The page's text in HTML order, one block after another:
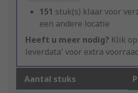
151 stuk(s) klaar voor
een andere locatie
Heeft u meer nodig? Klik
leverdata' voor extra
Aantal stuks